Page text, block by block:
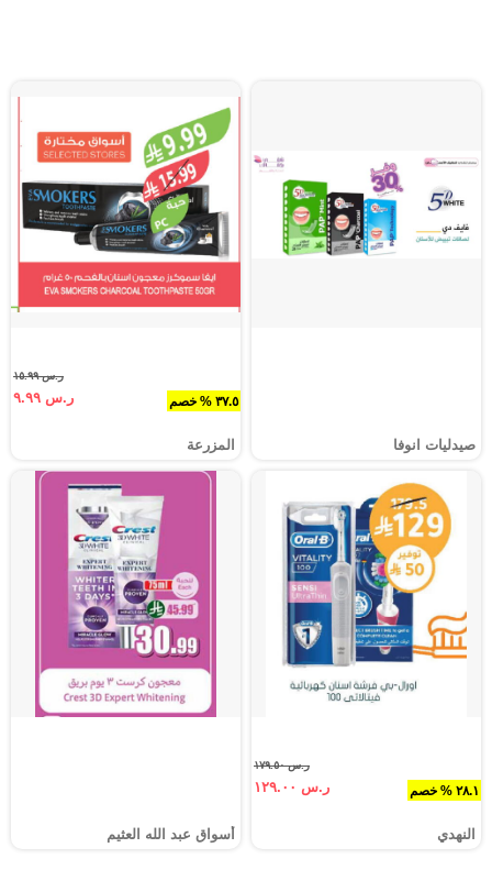
صيدليات انوفا
٣٧.٥ % خصم
ر.س ١٥.٩٩
ر.س ٩.٩٩
المزرعة
٢٨.١ % خصم
ر.س ١٧٩.٥٠
ر.س ١٢٩.٠٠
النهدي أسواق عبد الله العثيم